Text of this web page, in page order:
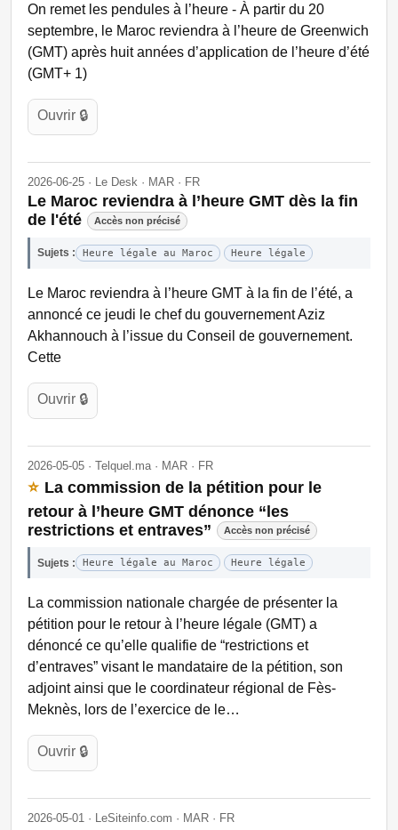
On remet les pendules à l’heure - À partir du 20
septembre, le Maroc reviendra à l’heure de Greenwich
(GMT) après huit années d’application de l’heure d’été
(GMT+ 1)
Ouvrir 🔒
2026-06-25 · Le Desk · MAR · FR
Le Maroc reviendra à l’heure GMT dès la fin
de l'été
Accès non précisé
Sujets : Heure légale au Maroc Heure légale
Le Maroc reviendra à l’heure GMT à la fin de l’été, a
annoncé ce jeudi le chef du gouvernement Aziz
Akhannouch à l’issue du Conseil de gouvernement.
Cette
Ouvrir 🔒
2026-05-05 · Telquel.ma · MAR · FR
⭐ La commission de la pétition pour le
retour à l’heure GMT dénonce “les
restrictions et entraves”
Accès non précisé
Sujets : Heure légale au Maroc Heure légale
La commission nationale chargée de présenter la
pétition pour le retour à l’heure légale (GMT) a
dénoncé ce qu’elle qualifie de “restrictions et
d’entraves” visant le mandataire de la pétition, son
adjoint ainsi que le coordinateur régional de Fès-
Meknès, lors de l’exercice de le…
Ouvrir 🔒
2026-05-01 · LeSiteinfo.com · MAR · FR